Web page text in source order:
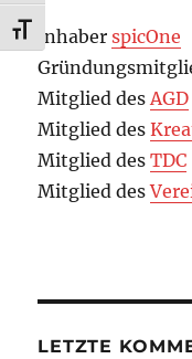
SCHRIFTInhaberspicOne
Mitglied desAGD
Mitglied des
Mitglied desTDC
Mitglied des
LETZTE